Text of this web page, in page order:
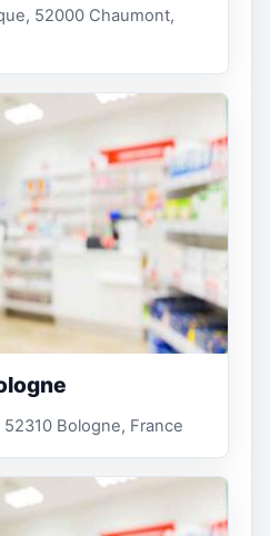
52000 Chaumont,
52310 Bologne, France